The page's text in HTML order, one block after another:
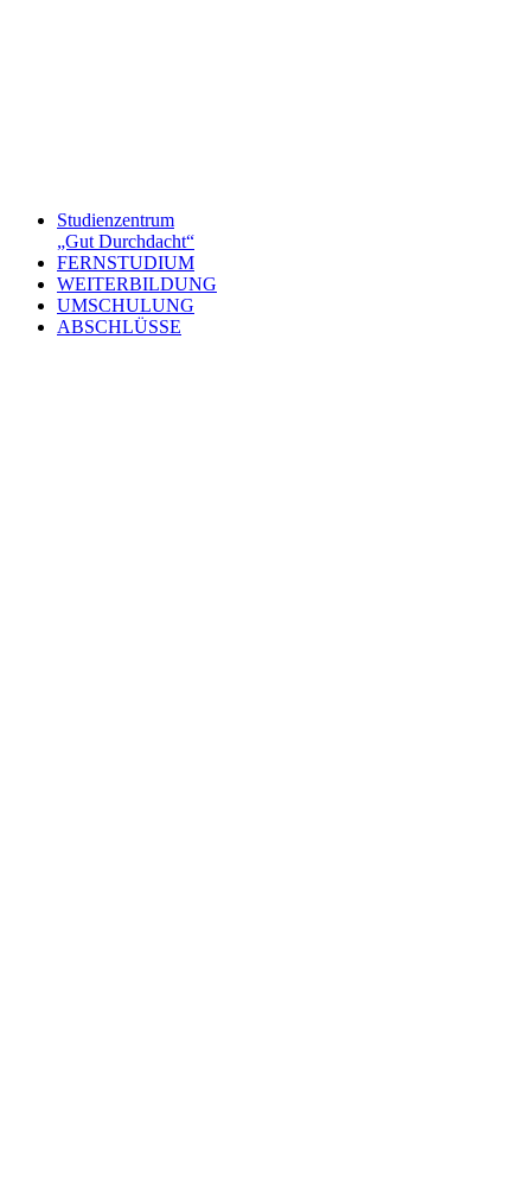
Studienzentrum
„Gut Durchdacht“
FERNSTUDIUM
WEITERBILDUNG
UMSCHULUNG
ABSCHLÜSSE